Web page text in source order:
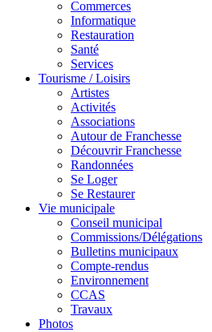
Commerces
Informatique
Restauration
Santé
Services
Tourisme / Loisirs
Artistes
Activités
Associations
Autour de Franchesse
Découvrir Franchesse
Randonnées
Se Loger
Se Restaurer
Vie municipale
Conseil municipal
Commissions/Délégations
Bulletins municipaux
Compte-rendus
Environnement
CCAS
Travaux
Photos